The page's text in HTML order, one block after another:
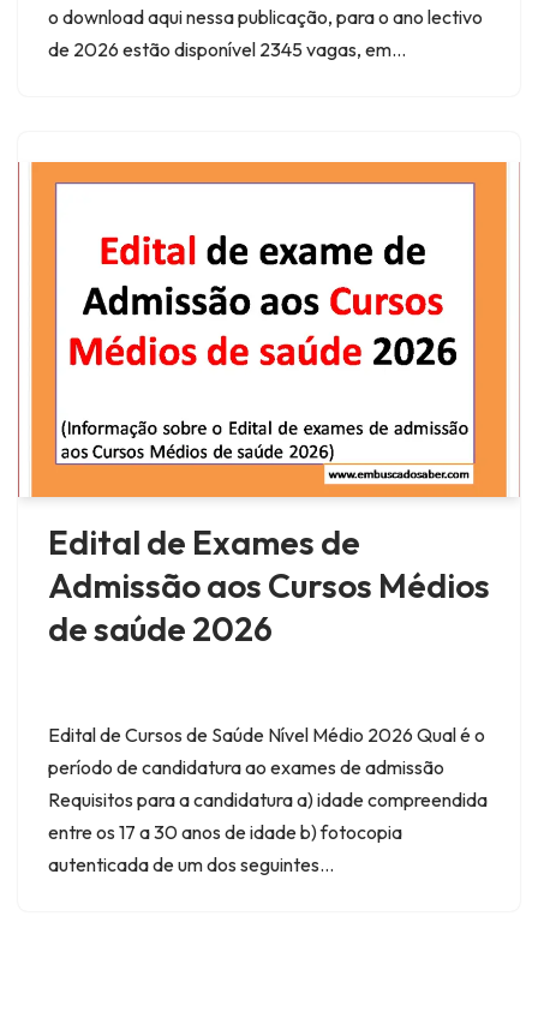
o download aqui nessa publicação, para o ano lectivo
de 2026 estão disponível 2345 vagas, em…
Edital de Exames de
Admissão aos Cursos Médios
de saúde 2026
Edital de Cursos de Saúde Nível Médio 2026 Qual é o
período de candidatura ao exames de admissão
Requisitos para a candidatura a) idade compreendida
entre os 17 a 30 anos de idade b) fotocopia
autenticada de um dos seguintes…